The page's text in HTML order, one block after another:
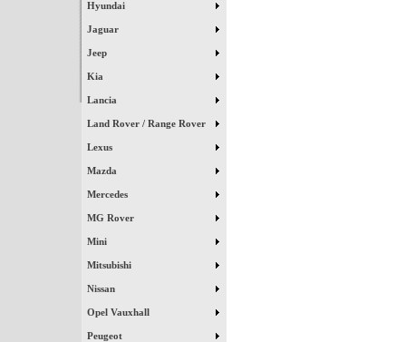
Hyundai
Jaguar
Jeep
Kia
Lancia
Land Rover / Range Rover
Lexus
Mazda
Mercedes
MG Rover
Mini
Mitsubishi
Nissan
Opel Vauxhall
Peugeot